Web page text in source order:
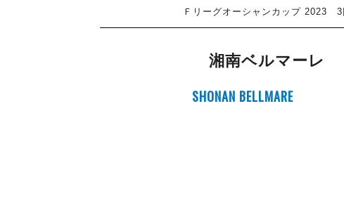
Ｆリーグオーシャンカップ
湘南ベルマーレ
SHONAN BELLMARE